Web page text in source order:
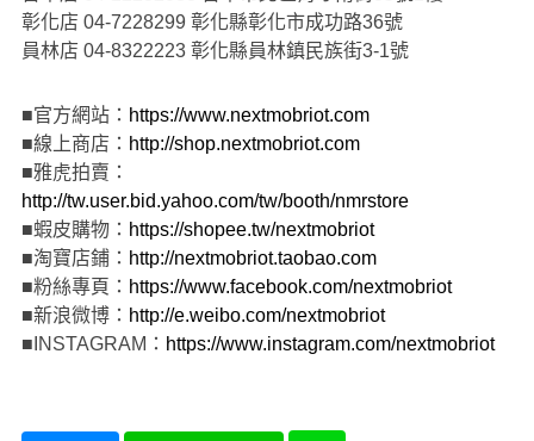
彰化店 04-7228299 彰化縣彰化市成功路36號
員林店 04-8322223 彰化縣員林鎮民族街3-1號
■官方網站： https://www.nextmobriot.com
■線上商店： http://shop.nextmobriot.com
■雅虎拍賣：
http://tw.user.bid.yahoo.com/tw/booth/nmrstore
■蝦皮購物： https://shopee.tw/nextmobriot
■淘寶店鋪： http://nextmobriot.taobao.com
■粉絲專頁： https://www.facebook.com/nextmobriot
■新浪微博： http://e.weibo.com/nextmobriot
■INSTAGRAM： https://www.instagram.com/nextmobriot